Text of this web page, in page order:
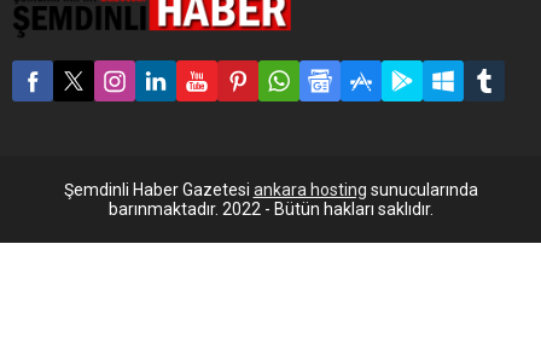
Şemdinli Haber Gazetesi ankara hosting sunucularında
barınmaktadır. 2022 - Bütün hakları saklıdır.